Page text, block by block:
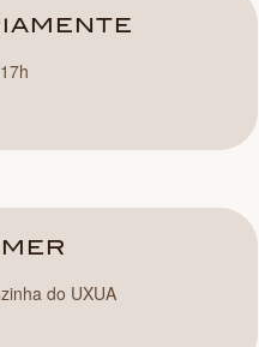
do UXUA